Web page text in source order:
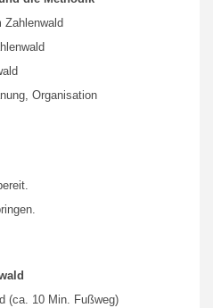
Zahlenwald
Organisation
(ca. 10 Min. Fußweg)